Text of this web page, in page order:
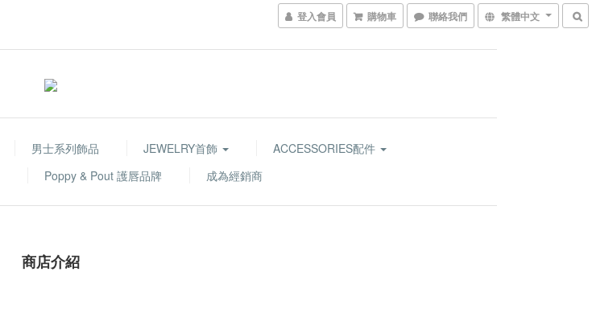
登入會員 購物車 聯絡我們 繁體中文
男士系列飾品 JEWELRY首飾
ACCESSORIES配件
Poppy & Pout 護唇品牌 成為經銷商
商店介紹